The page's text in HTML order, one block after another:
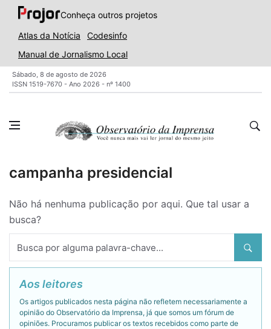
Conheça outros projetos
Atlas da Notícia
Codesinfo
Manual de Jornalismo Local
Sábado, 8 de agosto de 2026
ISSN 1519-7670 - Ano 2026 - nº 1400
campanha presidencial
Não há nenhuma publicação por aqui. Que tal usar a
busca?
Aos leitores
Os artigos publicados nesta página não refletem necessariamente a
opinião do Observatório da Imprensa, já que somos um fórum de
opiniões. Procuramos publicar os textos recebidos como parte de